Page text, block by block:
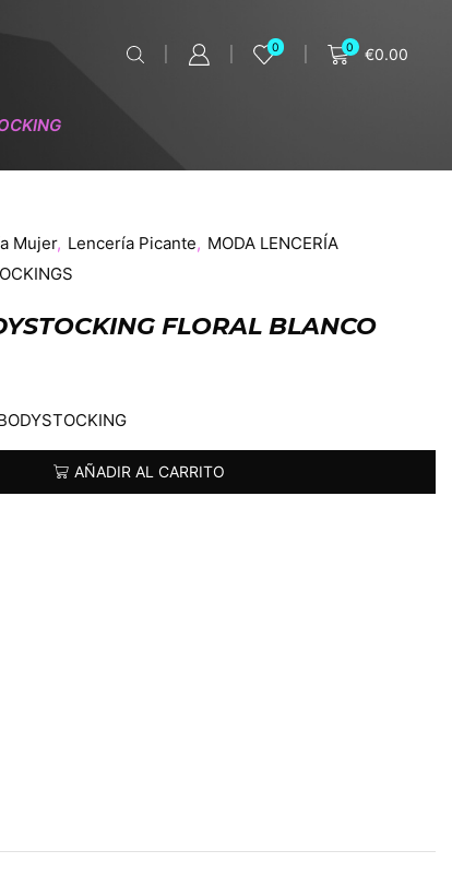
0 0 €0.00
Mujer, Lencería Picante, MODA LENCERÍA
FLORAL BLANCO
AÑADIR AL CARRITO